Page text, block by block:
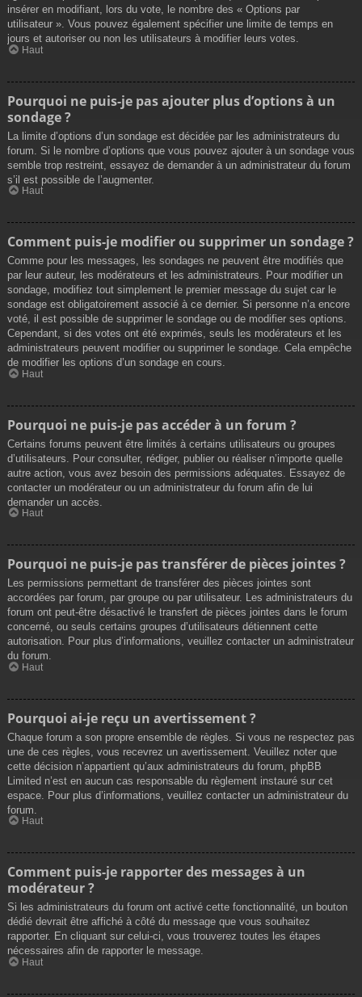
insérer en modifiant, lors du vote, le nombre des « Options par
utilisateur ». Vous pouvez également spécifier une limite de temps en
jours et autoriser ou non les utilisateurs à modifier leurs votes.
Haut
Pourquoi ne puis-je pas ajouter plus d’options à un
sondage ?
La limite d’options d’un sondage est décidée par les administrateurs du
forum. Si le nombre d’options que vous pouvez ajouter à un sondage vous
semble trop restreint, essayez de demander à un administrateur du forum
s’il est possible de l’augmenter.
Haut
Comment puis-je modifier ou supprimer un sondage ?
Comme pour les messages, les sondages ne peuvent être modifiés que
par leur auteur, les modérateurs et les administrateurs. Pour modifier un
sondage, modifiez tout simplement le premier message du sujet car le
sondage est obligatoirement associé à ce dernier. Si personne n’a encore
voté, il est possible de supprimer le sondage ou de modifier ses options.
Cependant, si des votes ont été exprimés, seuls les modérateurs et les
administrateurs peuvent modifier ou supprimer le sondage. Cela empêche
de modifier les options d’un sondage en cours.
Haut
Pourquoi ne puis-je pas accéder à un forum ?
Certains forums peuvent être limités à certains utilisateurs ou groupes
d’utilisateurs. Pour consulter, rédiger, publier ou réaliser n’importe quelle
autre action, vous avez besoin des permissions adéquates. Essayez de
contacter un modérateur ou un administrateur du forum afin de lui
demander un accès.
Haut
Pourquoi ne puis-je pas transférer de pièces jointes ?
Les permissions permettant de transférer des pièces jointes sont
accordées par forum, par groupe ou par utilisateur. Les administrateurs du
forum ont peut-être désactivé le transfert de pièces jointes dans le forum
concerné, ou seuls certains groupes d’utilisateurs détiennent cette
autorisation. Pour plus d’informations, veuillez contacter un administrateur
du forum.
Haut
Pourquoi ai-je reçu un avertissement ?
Chaque forum a son propre ensemble de règles. Si vous ne respectez pas
une de ces règles, vous recevrez un avertissement. Veuillez noter que
cette décision n’appartient qu’aux administrateurs du forum, phpBB
Limited n’est en aucun cas responsable du règlement instauré sur cet
espace. Pour plus d’informations, veuillez contacter un administrateur du
forum.
Haut
Comment puis-je rapporter des messages à un
modérateur ?
Si les administrateurs du forum ont activé cette fonctionnalité, un bouton
dédié devrait être affiché à côté du message que vous souhaitez
rapporter. En cliquant sur celui-ci, vous trouverez toutes les étapes
nécessaires afin de rapporter le message.
Haut